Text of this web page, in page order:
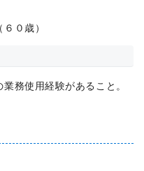
０歳）
務使用経験があること。